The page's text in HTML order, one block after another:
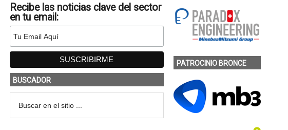
Recibe las noticias clave del sector
en tu email:
BUSCADOR
PATROCINIO BRONCE